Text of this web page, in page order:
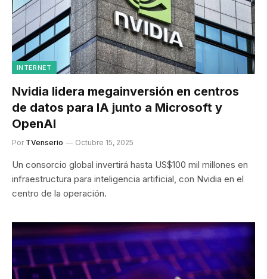
INTERNET
Nvidia lidera megainversión en centros
de datos para IA junto a Microsoft y
OpenAI
Por TVenserio Octubre 15, 2025
Un consorcio global invertirá hasta US$100 mil millones en
infraestructura para inteligencia artificial, con Nvidia en el
centro de la operación.